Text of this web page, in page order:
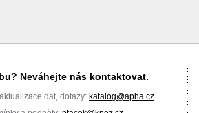
Neváhejte nás kontaktovat.
dat, dotazy: katalog@apha.cz